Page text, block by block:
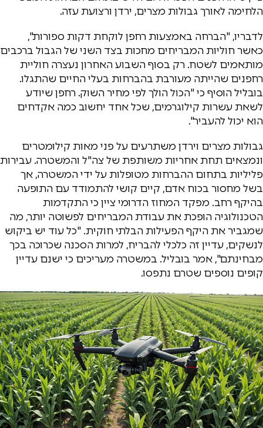
הלחימה לאורך גבולות מצרים, ירדן ורצועת עזה.
לדבריו, "הברחה באמצעות רחפן לוקחת דקות ספורות",
כאשר חוליות המבריחים מחכות בצד השני של הגבול ברכבים
מותאמים לשטח. רק בסוף השבוע האחרון נעצרה חוליית
רחפנים שהייתה מעורבת בהברחות בעלי החיים שהתגלו.
בובליל הוסיף כי "הכול הולך לפי מחיר השוק. רחפן שיודע
לשאת עשרות קילוגרמים, שכל אחד יחשוב כמה אקדחים
הוא יכול להעביר".
גבולות מצרים וירדן משתרעים על פני מאות קילומטרים
ונמצאים תחת אחריות משותפת של צה"ל והמשטרה. עבירות
פליליות בתחום ההברחות מטופלות על ידי המשטרה, אך
בשל מחסור בכוח אדם, קיים קושי להתמודד עם התופעה
בהיקף רחב. מפקד המחוז הדרומי ציין כי התקדמות
הטכנולוגיה הופכת את עבודת המבריחים לפשוטה יותר, מה
שמגביר את היקף הפעילות הבלתי חוקית. "כל עוד יש ביקוש
לנשקים, עדיין זה כלכלי להבריח, למרות הסכנה שכרוכה בכך
מבחינתם", אמר בובליל. במשטרה מעריכים כי ישנם עדיין
קופים נוספים שטרם נתפסו.